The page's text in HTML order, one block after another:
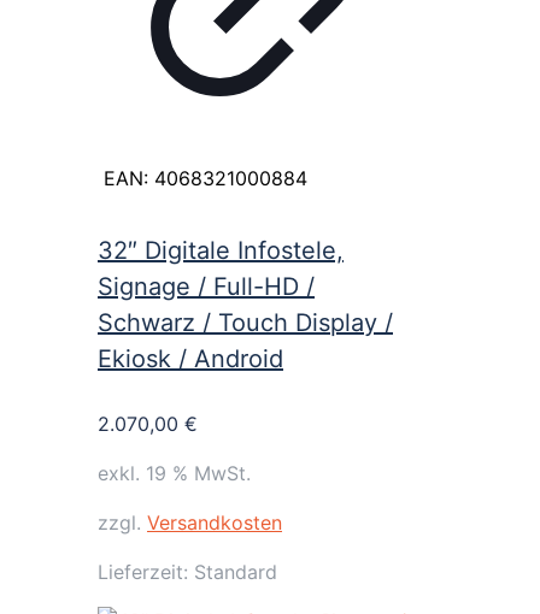
EAN: 4068321000884
32″ Digitale Infostele,
Signage / Full-HD /
Schwarz / Touch Display /
Ekiosk / Android
2.070,00 €
exkl. 19 % MwSt.
zzgl. Versandkosten
Lieferzeit: Standard